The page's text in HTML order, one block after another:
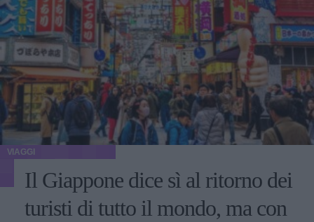
VIAGGI
Il Giappone dice sì al ritorno dei
turisti di tutto il mondo, ma con